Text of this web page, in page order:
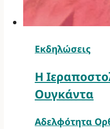
Εκδηλώσεις
Η
Ουγκάντα
Αδελφότητα